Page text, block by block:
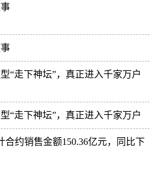
“走下神坛”，真正进入千家万户
“走下神坛”，真正进入千家万户
合约销售金额150.36亿元，同比下